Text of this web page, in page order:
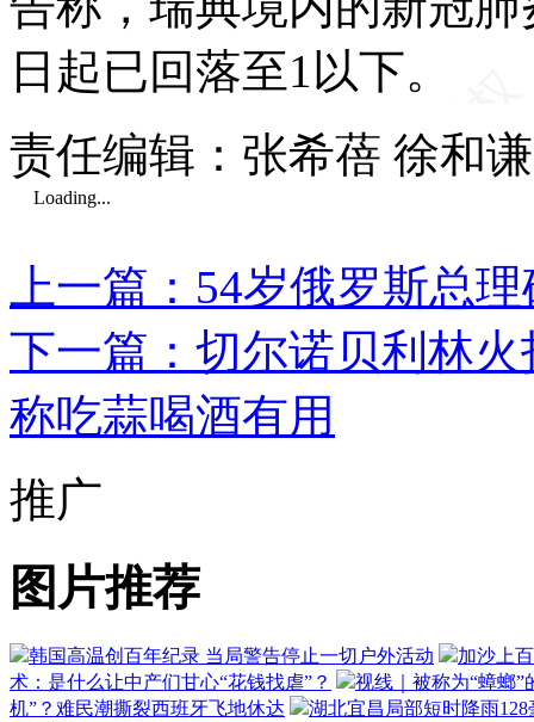
日起已回落至1以下。
责任编辑：张希蓓 徐和
Loading...
上一篇：54岁俄罗斯总
下一篇：切尔诺贝利林
称吃蒜喝酒有用
推广
图片推荐
韩国高温创百年纪录 当局警告停止一切户外活动
加沙上
术：是什么让中产们甘心“花钱找虐”？
视线｜被称为“蟑螂
机”？难民潮撕裂西班牙飞地休达
湖北宜昌局部短时降雨